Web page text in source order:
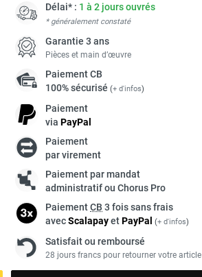
Délai* : 1 à 2 jours ouvrés
* généralement constaté
Garantie 3 ans
Pièces et main d’œuvre
PaiementCB
100% sécurisé (+ d'infos)
Paiement
via PayPal
Paiement
par virement
Paiement par mandat
administratif ou Chorus Pro
PaiementCB 3 fois sans frais
avecScalapayetPayPal (+ d'infos)
Satisfait ou remboursé
28 jours francs pour retourner votre article